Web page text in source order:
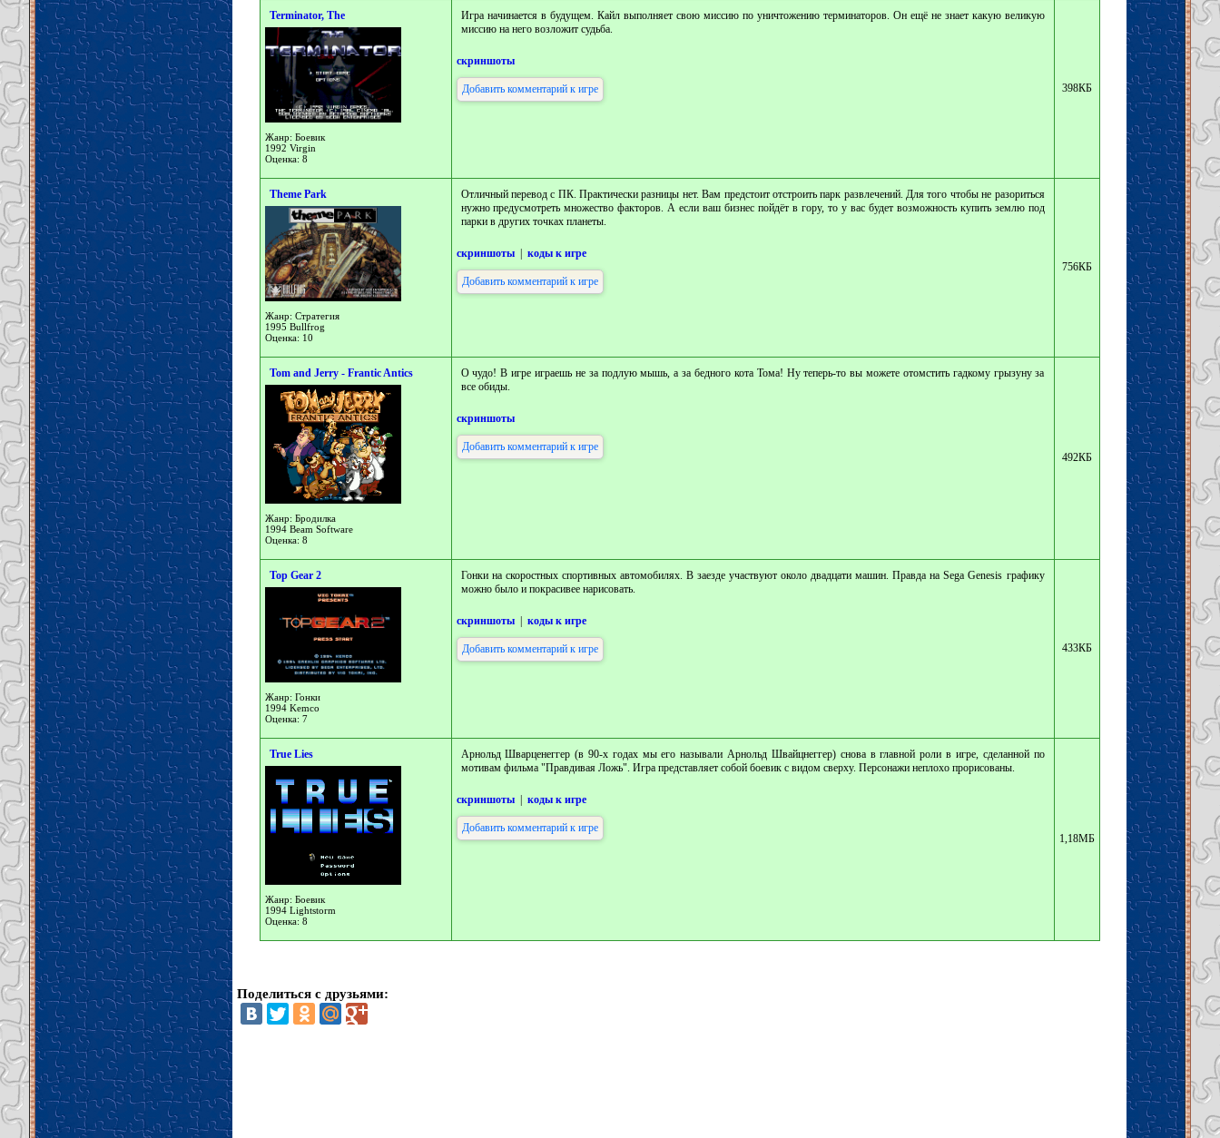
Terminator, The
Жанр: Боевик
1992 Virgin
Оценка: 8
Игра начинается в будущем. Кайл выполняет свою миссию по уничтожению терминаторов. Он ещё не знает какую великую
миссию на него возложит судьба.
скриншоты
Добавить комментарий к игре 398КБ
Theme Park
Жанр: Стратегия
1995 Bullfrog
Оценка: 10
Отличный перевод с ПК. Практически разницы нет. Вам предстоит отстроить парк развлечений. Для того чтобы не разориться
нужно предусмотреть множество факторов. А если ваш бизнес пойдёт в гору, то у вас будет возможность купить землю под
парки в других точках планеты.
скриншоты| коды к игре
Добавить комментарий к игре
756КБ
Tom and Jerry - Frantic Antics
Жанр: Бродилка
1994 Beam Software
Оценка: 8
О чудо! В игре играешь не за подлую мышь, а за бедного кота Тома! Ну теперь-то вы можете отомстить гадкому грызуну за
все обиды.
скриншоты
Добавить комментарий к игре
492КБ
Top Gear 2
Жанр: Гонки
1994 Kemco
Оценка: 7
Гонки на скоростных спортивных автомобилях. В заезде участвуют около двадцати машин. Правда на Sega Genesis графику
можно было и покрасивее нарисовать.
скриншоты| коды к игре
Добавить комментарий к игре 433КБ
True Lies
Жанр: Боевик
1994 Lightstorm
Оценка: 8
Арнольд Шварценеггер (в 90-х годах мы его называли Арнольд Швайцнеггер) снова в главной роли в игре, сделанной по
мотивам фильма "Правдивая Ложь". Игра представляет собой боевик с видом сверху. Персонажи неплохо прорисованы.
скриншоты| коды к игре
Добавить комментарий к игре
1,18МБ
Поделиться с друзьями: